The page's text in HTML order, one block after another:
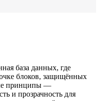
база данных, где
блоков, защищённых
принципы —
и прозрачность для